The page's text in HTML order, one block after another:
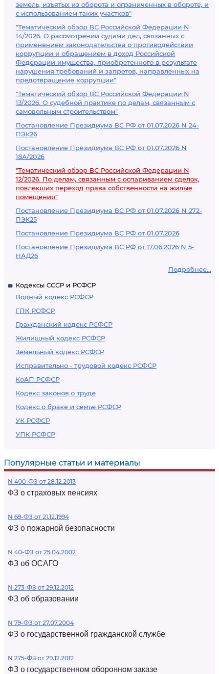
земель, изъятых из оборота и ограниченных в обороте, и
с использованием таких участков"
"Тематический обзор ВС Российской Федерации N
14/2026. О рассмотрении судами дел, связанных с
применением законодательства о противодействии
коррупции и обращением в доход Российской
Федерации имущества, приобретенного в результате
нарушения требований и запретов, направленных на
предотвращение коррупции"
"Тематический обзор ВС Российской Федерации N
13/2026. О судебной практике по делам, связанным с
самовольным строительством"
Постановление Президиума ВС РФ от 01.07.2026 N 24-
ПЭК26
Постановление Президиума ВС РФ от 01.07.2026 N
18А/2026
"Тематический обзор ВС Российской Федерации N
12/2026. По делам, связанным с оспариванием сделок,
повлекших переход права собственности на жилые
помещения"
Постановление Президиума ВС РФ от 01.07.2026 N 272-
ПЭК25
Постановление Президиума ВС РФ от 01.07.2026
Постановление Президиума ВС РФ от 17.06.2026 N 5-
НАД26
Подробнее...
Кодексы СССР и РСФСР
Водный кодекс РСФСР
ГПК РСФСР
Гражданский кодекс РСФСР
Жилищный кодекс РСФСР
Земельный кодекс РСФСР
Исправительно - трудовой кодекс РСФСР
КоАП РСФСР
Кодекс законов о труде
Кодекс о браке и семье РСФСР
УК РСФСР
УПК РСФСР
Популярные статьи и материалы
N 400-ФЗ от 28.12.2013
ФЗ о страховых пенсиях
N 69-ФЗ от 21.12.1994
ФЗ о пожарной безопасности
N 40-ФЗ от 25.04.2002
ФЗ об ОСАГО
N 273-ФЗ от 29.12.2012
ФЗ об образовании
N 79-ФЗ от 27.07.2004
ФЗ о государственной гражданской службе
N 275-ФЗ от 29.12.2012
ФЗ о государственном оборонном заказе